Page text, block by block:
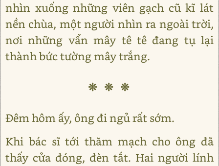
nhìn xuống những viên gạch cũ kĩ lát
nền chùa, một người nhìn ra ngoài trời,
nơi những vẩn mây tê tê đang tụ lại
thành bức tường mây trắng.
❊ ❊ ❊
Đêm hôm ấy, ông đi ngủ rất sớm.
Khi bác sĩ tới thăm mạch cho ông đã
thấy cửa đóng, đèn tắt. Hai người lính